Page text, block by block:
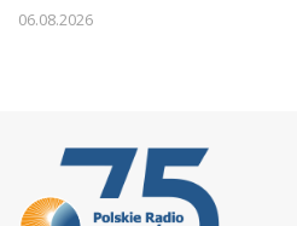
06.08.2026